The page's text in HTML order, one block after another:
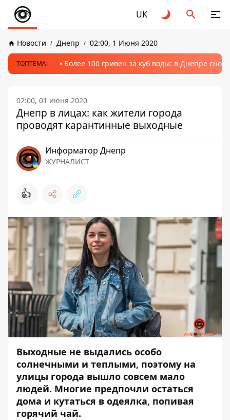
UK
Новости Днепр 02:00, 1 Июня 2020
ТОПТЕМА: Более 100 гривен за куб воды: в Днепре
02:00, 01 июня 2020
Днепр в лицах: как жители города
проводят карантинные выходные
Информатор Днепр
ЖУРНАЛИСТ
👍
Выходные не выдались особо
солнечными и теплыми, поэтому на
улицы города вышло совсем мало
людей. Многие предпочли остаться
дома и кутаться в одеялка, попивая
горячий чай.